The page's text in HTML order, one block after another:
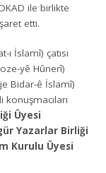
ile birlikte
etti.
ı İslamî) çatısı
yê Hûnerî)
Bidar-ê İslamî)
Üyesi
Yazarlar Birliği
Kurulu Üyesi